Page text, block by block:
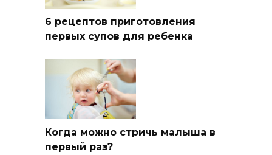
6 рецептов приготовления
первых супов для ребенка
Когда можно стричь малыша в
первый раз?